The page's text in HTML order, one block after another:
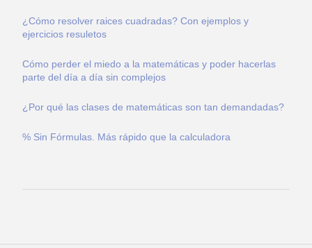
¿Cómo resolver raices cuadradas? Con ejemplos y
ejercicios resuletos
Cómo perder el miedo a la matemáticas y poder hacerlas
parte del día a día sin complejos
¿Por qué las clases de matemáticas son tan demandadas?
% Sin Fórmulas. Más rápido que la calculadora